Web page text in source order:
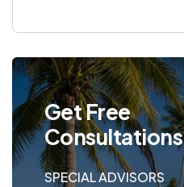
Get Free
Consultations
SPECIAL ADVISORS